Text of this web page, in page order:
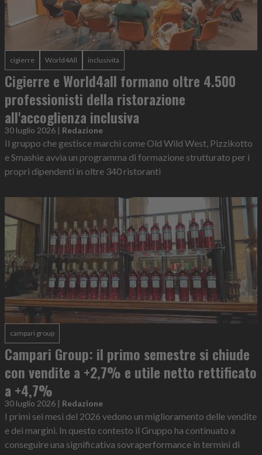
cigierre World4All inclusività
Cigierre e World4all formano oltre 4.500
professionisti della ristorazione
all'accoglienza inclusiva
30 luglio 2026 | Redazione
Il gruppo che gestisce marchi come Old Wild West, Pizzikotto
e Smashie avvia un programma di formazione strutturato per i
propri dipendenti in oltre 340 ristoranti
campari group
Campari Group: il primo semestre si chiude
con vendite a +2,7% e utile netto rettificato
a +4,7%
30 luglio 2026 | Redazione
I primi sei mesi del 2026 vedono un miglioramento delle vendite
e dei margini. In questo contesto il Gruppo ha continuato a
conseguire una significativa sovraperformance in termini di